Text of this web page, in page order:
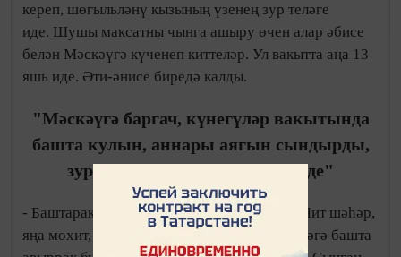
кереп, шөгыльләнү кызының үзенең зур теләге
иде. Шушы максатны чынга ашыру өчен алар әбисе
белән Мәскәүгә күченеп киттеләр. Ул вакытта аңа 13
яшь иде. Әти-әнисе биредә калды.
"Мәскәүгә баргач, күнегүләр вакытында
башта кулын, аннары аягын сындырды,
зур спорттан китү алдында иде"
- Баштарак барсы да шома гына бармады. Чит шәһәр,
яңа мохит, әле күнегелмәгән тренер – Алинәгә башта